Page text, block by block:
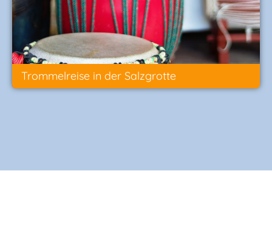
Trommelreise in der Salzgrotte
Yin Yoga und Meditation